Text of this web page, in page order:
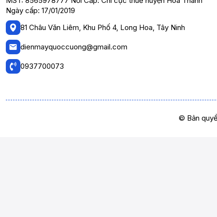
Ngày cấp: 17/01/2019
81 Châu Văn Liêm, Khu Phố 4, Long Hoa, Tây Ninh
dienmayquoccuong@gmail.com
0937700073
© Bản